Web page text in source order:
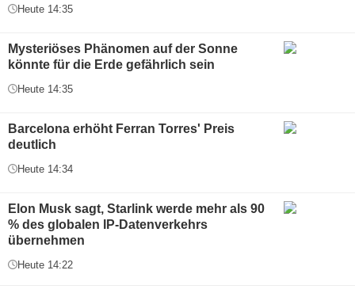
Heute 14:35
Mysteriöses Phänomen auf der Sonne
könnte für die Erde gefährlich sein
Heute 14:35
Barcelona erhöht Ferran Torres' Preis
deutlich
Heute 14:34
Elon Musk sagt, Starlink werde mehr als 90
% des globalen IP-Datenverkehrs
übernehmen
Heute 14:22